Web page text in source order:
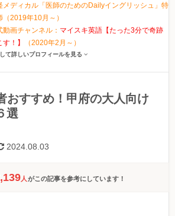
ディカル「医師のためのDailyイングリッシュ」特
（2019年10月～）
画チャンネル： マイスキ英語【たった3分で奇跡
！】
（2020年2月～）
て詳しいプロフィールを見る
おすすめ！甲府の大人向け
選
2024.08.03
人 がこの記事を参考にしています！